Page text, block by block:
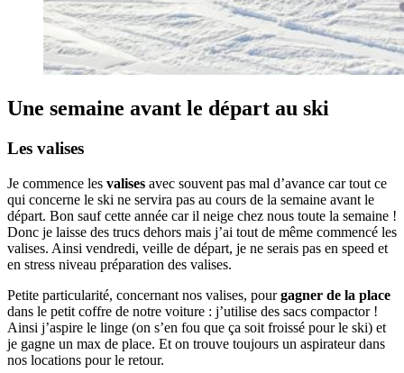
Une semaine avant le départ au ski
Les valises
Je commence les valises avec souvent pas mal d’avance car tout ce
qui concerne le ski ne servira pas au cours de la semaine avant le
départ. Bon sauf cette année car il neige chez nous toute la semaine !
Donc je laisse des trucs dehors mais j’ai tout de même commencé les
valises. Ainsi vendredi, veille de départ, je ne serais pas en speed et
en stress niveau préparation des valises.
Petite particularité, concernant nos valises, pourgagner de la place
dans le petit coffre de notre voiture : j’utilise des sacs compactor !
Ainsi j’aspire le linge (on s’en fou que ça soit froissé pour le ski) et
je gagne un max de place. Et on trouve toujours un aspirateur dans
nos locations pour le retour.